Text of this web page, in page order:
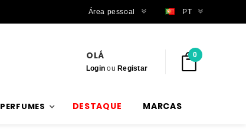
Trabalhamos com stock verdadeiro
Área pessoal PT
OLÁ
Login ouRegistar
0
PERFUMES DESTAQUE MARCAS